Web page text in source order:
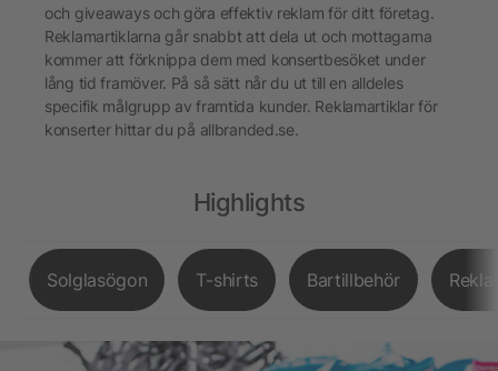
och giveaways och göra effektiv reklam för ditt företag.
Reklamartiklarna går snabbt att dela ut och mottagarna
kommer att förknippa dem med konsertbesöket under
lång tid framöver. På så sätt når du ut till en alldeles
specifik målgrupp av framtida kunder. Reklamartiklar för
konserter hittar du på allbranded.se.
Highlights
Solglasögon T-shirts Bartillbehör